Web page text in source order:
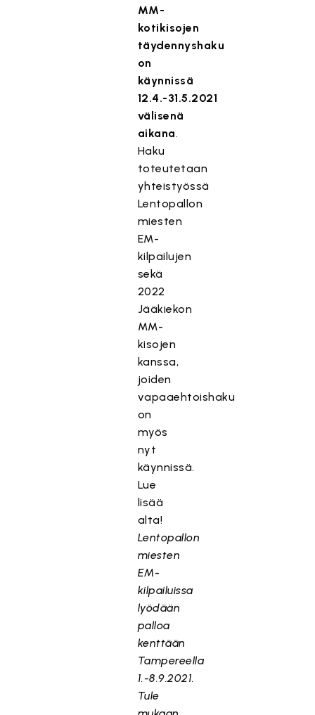
MM-
kotikisojen
täydennyshaku
on
käynnissä
12.4.-31.5.2021
välisenä
aikana.
Haku
toteutetaan
yhteistyössä
Lentopallon
miesten
EM-
kilpailujen
sekä
2022
Jääkiekon
MM-
kisojen
kanssa,
joiden
vapaaehtoishaku
on
myös
nyt
käynnissä.
Lue
lisää
alta!
Lentopallon
miesten
EM-
kilpailuissa
lyödään
palloa
kenttään
Tampereella
1.-8.9.2021.
Tule